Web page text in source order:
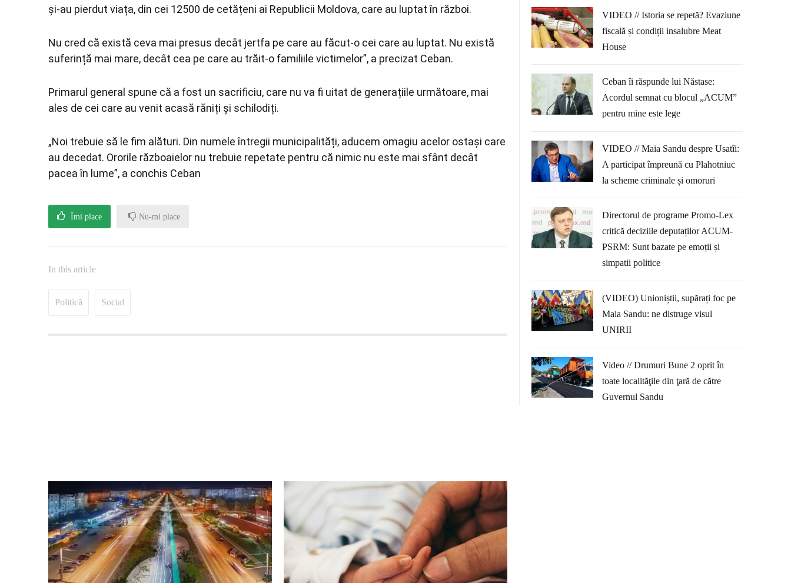
și-au pierdut viața, din cei 12500 de cetățeni ai Republicii Moldova, care au luptat în război.
Nu cred că există ceva mai presus decât jertfa pe care au făcut-o cei care au luptat. Nu există
suferință mai mare, decât cea pe care au trăit-o familiile victimelor”, a precizat Ceban.
Primarul general spune că a fost un sacrificiu, care nu va fi uitat de generațiile următoare, mai
ales de cei care au venit acasă răniți și schilodiți.
„Noi trebuie să le fim alături. Din numele întregii municipalități, aducem omagiu acelor ostași care
au decedat. Ororile războaielor nu trebuie repetate pentru că nimic nu este mai sfânt decât
pacea în lume”, a conchis Ceban
Îmi place Nu-mi place
In this article
Politică Social
VIDEO // Istoria se repetă? Evaziune
fiscală și condiții insalubre Meat
House
Ceban îi răspunde lui Năstase:
Acordul semnat cu blocul „ACUM”
pentru mine este lege
VIDEO // Maia Sandu despre Usatîi:
A participat împreună cu Plahotniuc
la scheme criminale și omoruri
Directorul de programe Promo-Lex
critică deciziile deputaților ACUM-
PSRM: Sunt bazate pe emoții și
simpatii politice
(VIDEO) Unioniștii, supărați foc pe
Maia Sandu: ne distruge visul
UNIRII
Video // Drumuri Bune 2 oprit în
toate localităţile din ţară de către
Guvernul Sandu